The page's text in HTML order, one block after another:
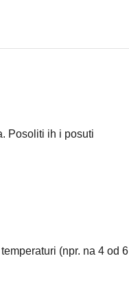
Posoliti ih i posuti
(npr. na 4 od 6